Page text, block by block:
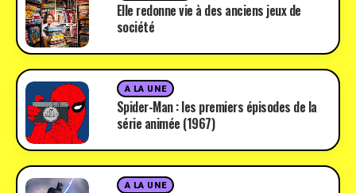
Elle redonne vie à des anciens jeux de
société
A LA UNE
Spider-Man : les premiers épisodes de la
série animée (1967)
A LA UNE